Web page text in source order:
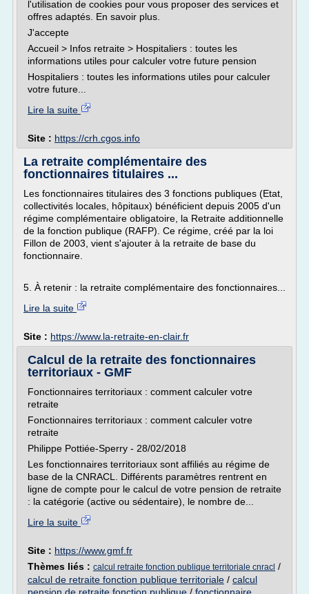
l'utilisation de cookies pour vous proposer des services et
offres adaptés. En savoir plus.
J'accepte
Accueil > Infos retraite > Hospitaliers : toutes les
informations utiles pour calculer votre future pension
Hospitaliers : toutes les informations utiles pour calculer
votre future...
Lire la suite
Site : https://crh.cgos.info
La retraite complémentaire des
fonctionnaires titulaires ...
Les fonctionnaires titulaires des 3 fonctions publiques (Etat,
collectivités locales, hôpitaux) bénéficient depuis 2005 d'un
régime complémentaire obligatoire, la Retraite additionnelle
de la fonction publique (RAFP). Ce régime, créé par la loi
Fillon de 2003, vient s'ajouter à la retraite de base du
fonctionnaire.
5. À retenir : la retraite complémentaire des fonctionnaires...
Lire la suite
Site : https://www.la-retraite-en-clair.fr
Calcul de la retraite des fonctionnaires
territoriaux - GMF
Fonctionnaires territoriaux : comment calculer votre
retraite
Fonctionnaires territoriaux : comment calculer votre
retraite
Philippe Pottiée-Sperry - 28/02/2018
Les fonctionnaires territoriaux sont affiliés au régime de
base de la CNRACL. Différents paramètres rentrent en
ligne de compte pour le calcul de votre pension de retraite
: la catégorie (active ou sédentaire), le nombre de...
Lire la suite
Site : https://www.gmf.fr
Thèmes liés : calcul retraite fonction publique territoriale cnracl /
calcul de retraite fonction publique territoriale / calcul